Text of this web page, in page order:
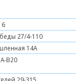
6
27/4-110
14А
В20